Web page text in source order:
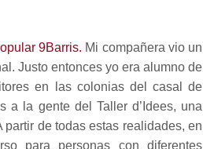
9Barris. Mi compañera vio un
Justo entonces yo era alumno de
en las colonias del casal de
a la gente del Taller d’Idees, una
de todas estas realidades, en
para personas con diferentes